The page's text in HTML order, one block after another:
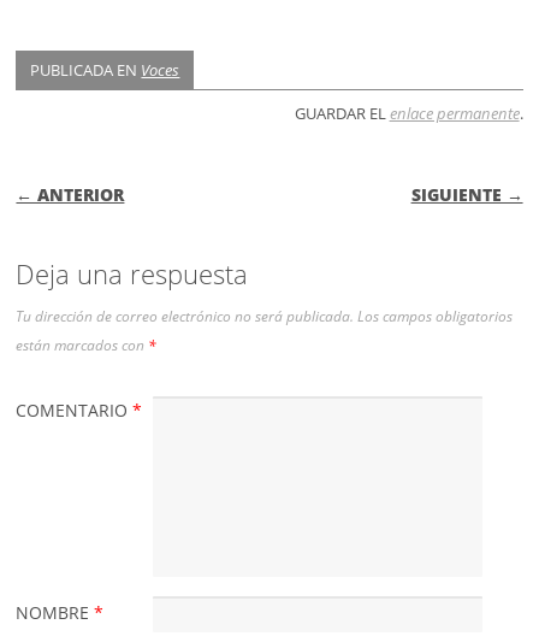
PUBLICADA EN Voces
GUARDAR ELenlace permanente.
NAVEGACIÓN DE ENTRADAS
← ANTERIOR SIGUIENTE →
Deja una respuesta
Tu dirección de correo electrónico no será publicada. Los campos obligatorios
están marcados con *
COMENTARIO*
NOMBRE*